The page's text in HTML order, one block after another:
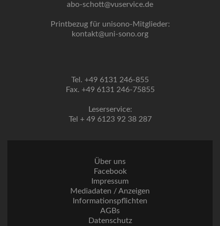
abo-schott@vuservice.de
Printbezug für unisono-Mitglieder:
kontakt@uni-sono.org
Tel. +49 6131 246-855
Fax. +49 6131 246-75855
Leserservice:
Tel + 49 6123 92 38 287
Über uns
Facebook
Impressum
Mediadaten / Anzeigen
Informationspflichten
AGBs
Datenschutz